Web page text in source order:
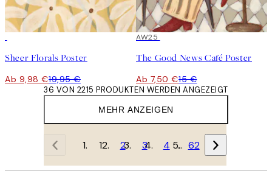
Sheer Florals Poster
Ab 9,98 €19,95 €
50%*
AW25
The Good News Café Poster
Ab 7,50 €15 €
MEHR ANZEIGEN
36 VON 2215 PRODUKTEN WERDEN ANGEZEIGT
1 2 3 4 … 62